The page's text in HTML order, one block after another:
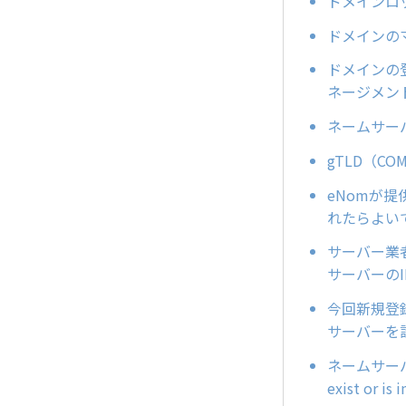
ドメイン
ドメイン
ネージメ
ネームサ
gTLD（
eNomが提
れたらよい
サーバー業
サーバーの
今回新規
サーバーを
ネームサ
exist or is